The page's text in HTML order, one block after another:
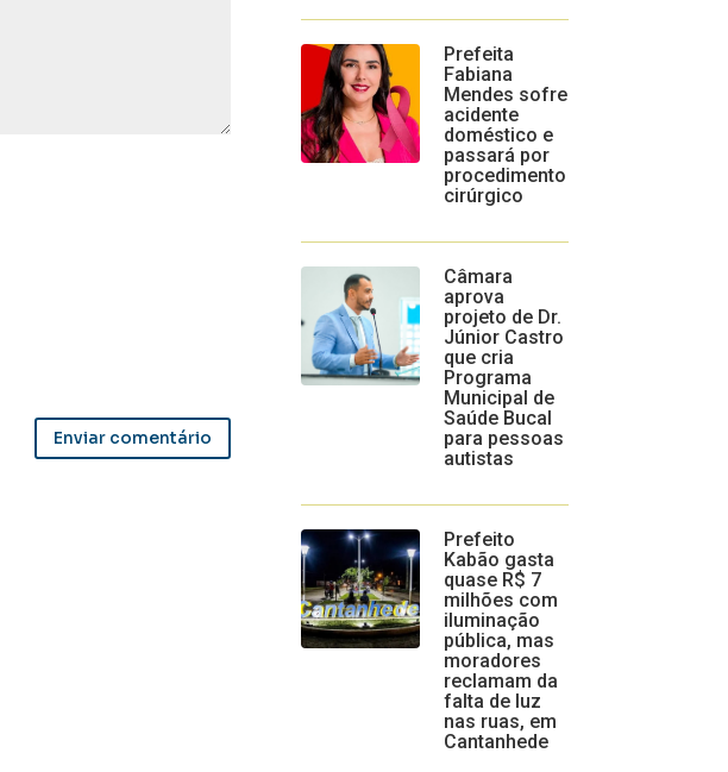
Enviar comentário
Prefeita
Fabiana
Mendes sofre
acidente
doméstico e
passará por
procedimento
cirúrgico
Câmara
aprova
projeto de Dr.
Júnior Castro
que cria
Programa
Municipal de
Saúde Bucal
para pessoas
autistas
Prefeito
Kabão gasta
quase R$ 7
milhões com
iluminação
pública, mas
moradores
reclamam da
falta de luz
nas ruas, em
Cantanhede